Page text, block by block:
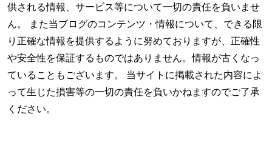
供される情報、サービス等について一切の責任を負いませ
ん。 また当ブログのコンテンツ・情報について、できる限
り正確な情報を提供するように努めておりますが、正確性
や安全性を保証するものではありません。情報が古くなっ
ていることもございます。 当サイトに掲載された内容によ
って生じた損害等の一切の責任を負いかねますのでご了承
ください。